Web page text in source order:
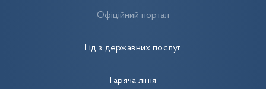
Гід з державних послуг
Офіційний портал
Гаряча лінія